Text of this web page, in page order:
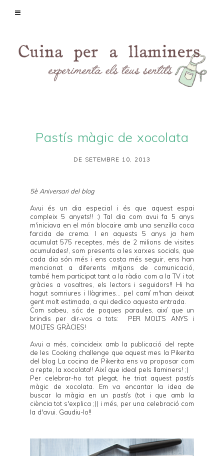
Pastís màgic de xocolata
DE SETEMBRE 10, 2013
5è Aniversari del blog
Avui és un dia especial i és que aquest espai
compleix 5 anyets!! :) Tal dia com avui fa 5 anys
m'iniciava en el món blocaire amb una senzilla coca
farcida de crema . I en aquests 5 anys ja hem
acumulat 575 receptes, més de 2 milions de visites
acumulades!, som presents a les xarxes socials, que
cada dia són més i ens costa més seguir, ens han
mencionat a diferents mitjans de comunicació,
també hem participat tant a la ràdio com a laTVi tot
gràcies a vosaltres, els lectors i seguidors!! Hi ha
hagut somriures i llàgrimes... pel camí m'han deixat
gent molt estimada, a qui dedico aquesta entrada
Com sabeu, sóc de poques paraules, així que un
brindis per dir-vos a tots: PER MOLTS ANYS i
MOLTES GRÀCIES!
Avui a més, coincideix amb la publicació del repte
de les Cooking challenge que aquest mes la Pikerita
del blog La cocina de Pikerita ens va proposar com
a repte, la xocolata!! Així que ideal pels llaminers! ;)
Per celebrar-ho tot plegat, he triat aquest pastís
màgic de xocolata. Em va encantar la idea de
buscar la màgia en un pastís (tot i que amb la
ciència tot s'explica ;)) i més, per una celebració com
la d'avui. Gaudiu-lo!!